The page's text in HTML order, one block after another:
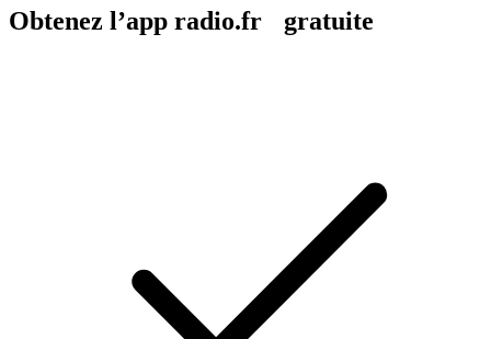
Obtenez l’app radio.fr gratuite